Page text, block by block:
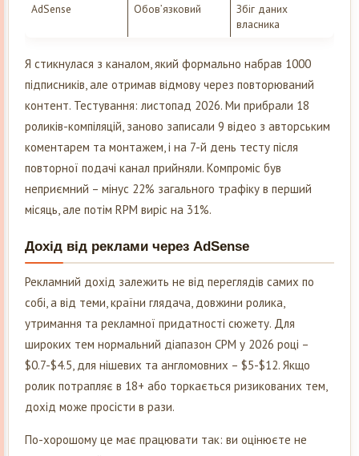
AdSense
Обов’язковий
Збіг даних
власника
Я стикнулася з каналом, який формально набрав 1000
підписників, але отримав відмову через повторюваний
контент. Тестування: листопад 2026. Ми прибрали 18
роликів-компіляцій, заново записали 9 відео з авторським
коментарем та монтажем, і на 7-й день тесту після
повторної подачі канал прийняли. Компроміс був
неприємний – мінус 22% загального трафіку в перший
місяць, але потім RPM виріс на 31%.
Дохід від реклами через AdSense
Рекламний дохід залежить не від переглядів самих по
собі, а від теми, країни глядача, довжини ролика,
утримання та рекламної придатності сюжету. Для
широких тем нормальний діапазон CPM у 2026 році –
$0.7-$4.5, для нішевих та англомовних – $5-$12. Якщо
ролик потрапляє в 18+ або торкається ризикованих тем,
дохід може просісти в рази.
По-хорошому це має працювати так: ви оцінюєте не